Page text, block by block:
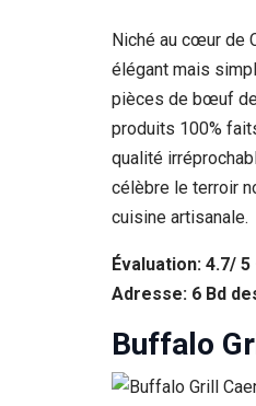
Niché au cœur de
élégant mais
pièces de bœuf
produits 100%
qualité
célèbre le terroir
cuisine artisanale.
Évaluation: 4.7/
Adresse: 6 Bd
Buffalo